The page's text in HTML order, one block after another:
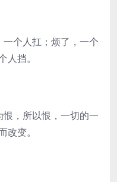
个人扛；烦了，一个
人挡。
，所以恨，一切的一
改变。